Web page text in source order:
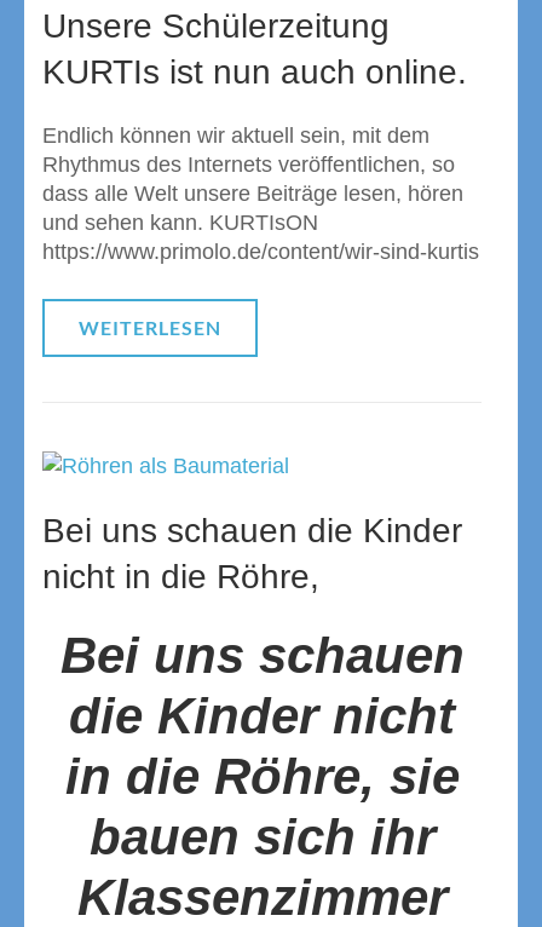
Unsere Schülerzeitung
KURTIs ist nun auch online.
Endlich können wir aktuell sein, mit dem
Rhythmus des Internets veröffentlichen, so
dass alle Welt unsere Beiträge lesen, hören
und sehen kann. KURTIsON
https://www.primolo.de/content/wir-sind-kurtis
WEITERLESEN
Bei uns schauen die Kinder
nicht in die Röhre,
Bei uns schauen
die Kinder nicht
in die Röhre, sie
bauen sich ihr
Klassenzimmer